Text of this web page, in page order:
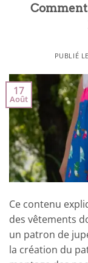
PUBLIÉ
17
Août
Ce contenu
des vêtements
un patron de
la création du